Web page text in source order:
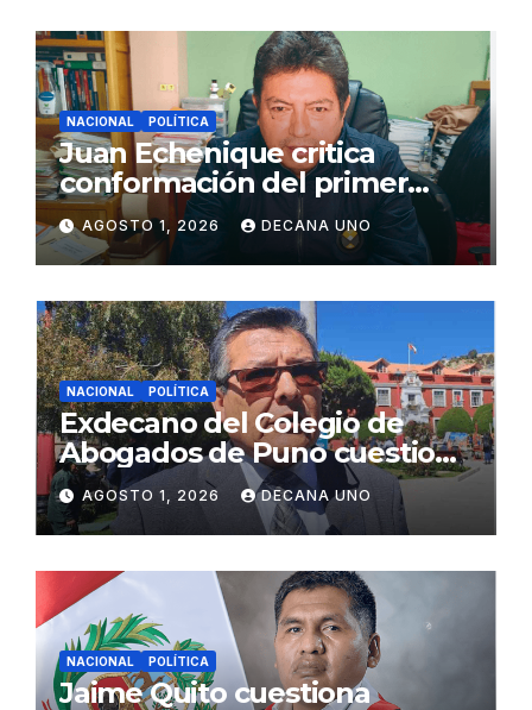
NACIONAL POLÍTICA
Juan Echenique critica
conformación del primer
gabinete ministerial de Keiko
Fujimori
AGOSTO 1, 2026 DECANA UNO
NACIONAL POLÍTICA
Exdecano del Colegio de
Abogados de Puno cuestiona
propuestas sobre seguridad
ciudadana
AGOSTO 1, 2026 DECANA UNO
NACIONAL POLÍTICA
Jaime Quito cuestiona